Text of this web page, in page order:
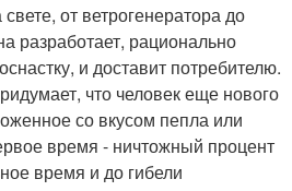
от ветрогенератора до
разработает, рационально
и доставит потребителю.
что человек еще нового
со вкусом пепла или
время - ничтожный процент
время и до гибели